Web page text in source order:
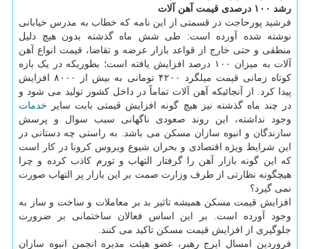
رشد ۱۰۰ درصدی قیمت آهن آلات
فرشید پورحاجت در قسمتی از این نامه که خطاب به مدرس خیابانی
نوشته شده آورده است: طی شش ماه گذشته بدون هیچ دلیل
منطقی و حتی خارج از قواعد بازار عرضه و تقاضا، قیمت انواع آهن
آلات به میزان ۱۰۰ درصد افزایش یافته است؛ بطوریکه در یک بازه
کوتاه زمانی قیمت میلگرد ۴۲۰۰ تومانی به بیش از ۸۰۰۰ افزایش
پیدا کرد. از آنجائیکه آهن آلات تماماً در داخل کشور تولید می شود و
در چند ماه گذشته نیز هیچ گونه افزایش قیمتی بابت سایر خدمات
وجود نداشته، این روند صعودی ناگهانی سبب سوال و پرسش
سازندگان و انبوه سازان مسکن می باشد. به راستی چه دستانی در
این شرایط ویژه اقتصادی و بحران شیوع ویروس کرونا در کار است
که این گونه بازار آهن را گرفتار التهاب و تورم کاذب کرده و چرا
هیچگونه نظارتی از طرف وزارت صمت بر این بازار پر التهاب صورت
نمی گیرد؟
افزایش قیمت مسکن همیشه تاثیر بد بر معاملات و ساخت و ساز به
وجود آورده است. بر این اساس فعالان ساختمانی بر ضرورت
جلوگیری از افزایش قیمت مسکن تاکید می کنند.
فروردین امسال ایرج رهبر، عضو هیئت مدیره انجمن انبوه سازان